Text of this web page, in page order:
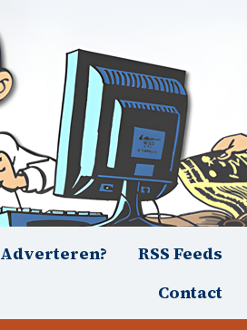
Adverteren?
RSS Feeds
Contact